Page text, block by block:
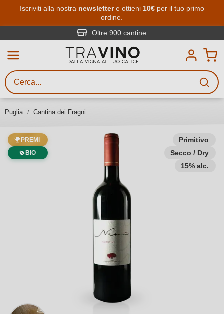
Passa al contenuto principale
Iscriviti alla nostra newslettere ottieni 10€per il tuo primo
ordine.
Oltre 900 cantine
Puglia Cantina dei Fragni
Primitivo
Secco / Dry
15% alc.
PREMI
BIO
Ricerca vini
Inserisci almeno 3 caratteri
gusto, occasione, nome del vino,
vitigno, regione, cantina o altri